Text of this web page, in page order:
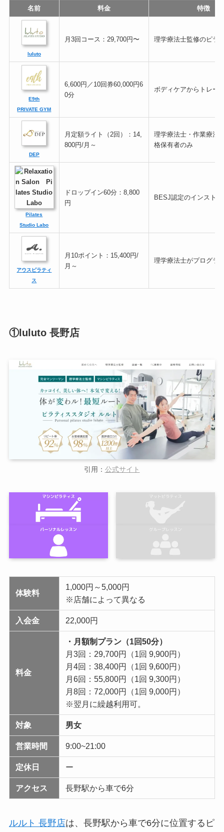
名前 料金 特徴
luluto
月3回コース：29,700円〜 理学療法士監修のピラ
E9th
PRIVATE GYM
6,600円／10回券60,000円6
0分
ボディケアからトレー
DEP
月定額ライト（2回）：14,
800円/月～
理学療法士・作業療法
格保有者のみ
Pilates
Studio Labo
ドロップイン60分：8,800
円
BESJ認定のインスト
アウスピラティ
ス
月10ポイント：15,400円/
月～
理学療法士がプログラ
①luluto 長野店
引用： 公式サイト
体験料
1,000円～5,000円
※店舗によって異なる
入会金 22,000円
料金
・月額制プラン（1回50分）
月3回：29,700円（1回 9,900円）
月4回：38,400円（1回 9,600円）
月6回：55,800円（1回 9,300円）
月8回：72,000円（1回 9,000円）
※翌月に繰越利用可。
対象 男女
営業時間 9:00~21:00
定休日 ー
アクセス 長野駅から車で6分
ルルト 長野店は、長野駅から車で6分に位置するピ